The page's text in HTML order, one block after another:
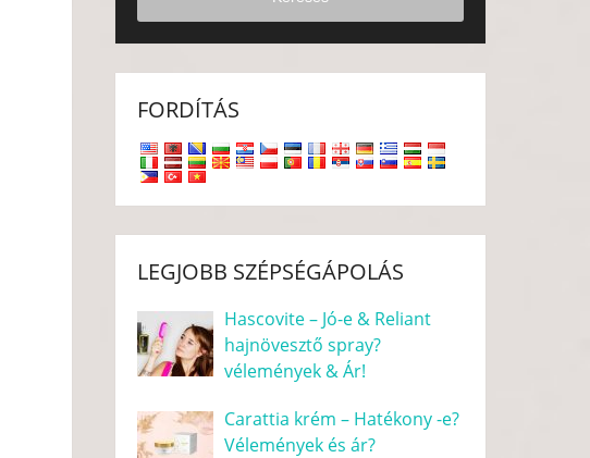
FORDÍTÁS
LEGJOBB SZÉPSÉGÁPOLÁS
Hascovite – Jó-e & Reliant
hajnövesztő spray?
vélemények & Ár!
Carattia krém – Hatékony -e?
Vélemények és ár?